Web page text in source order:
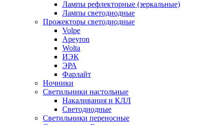
Лампы рефлекторные (зеркальные)
Лампы светодиодные
Прожекторы светодиодные
Volpe
Apeyron
Wolta
ИЭК
ЭРА
Фарлайт
Ночники
Светильники настольные
Накаливания и КЛЛ
Светодиодные
Светильники переносные